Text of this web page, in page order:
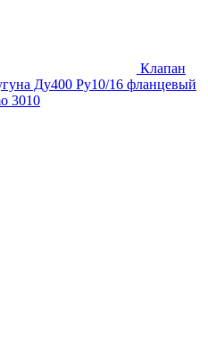
Клапан
Ду400 Ру10/16 фланцевый
3010